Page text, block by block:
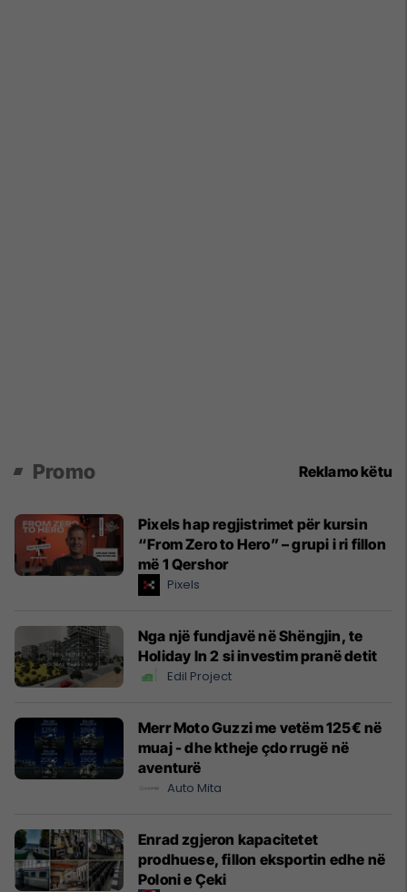
Promo Reklamo këtu
Pixels hap regjistrimet për kursin
“From Zero to Hero” – grupi i ri fillon
më 1 Qershor
Pixels
Nga një fundjavë në Shëngjin, te
Holiday In 2 si investim pranë detit
Edil Project
Merr Moto Guzzi me vetëm 125€ në
muaj - dhe ktheje çdo rrugë në
aventurë
Auto Mita
Enrad zgjeron kapacitetet
prodhuese, fillon eksportin edhe në
Poloni e Çeki